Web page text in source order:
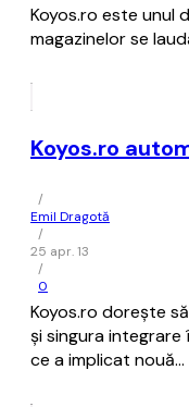
Koyos.ro este unul
magazinelor se
Koyos.ro
/
Emil Dragotă
/
25 apr. 13
/
0
Koyos.ro dorește
și singura
ce a implicat nouă…